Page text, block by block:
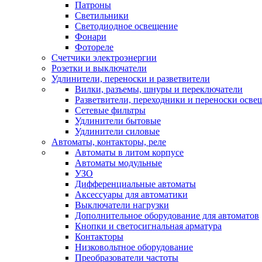
Патроны
Светильники
Светодиодное освещение
Фонари
Фотореле
Счетчики электроэнергии
Розетки и выключатели
Удлинители, переноски и разветвители
Вилки, разъемы, шнуры и переключатели
Разветвители, переходники и переноски
Сетевые фильтры
Удлинители бытовые
Удлинители силовые
Автоматы, контакторы, реле
Автоматы в литом корпусе
Автоматы модульные
УЗО
Дифференциальные автоматы
Аксессуары для автоматики
Выключатели нагрузки
Дополнительное оборудование для автоматов
Кнопки и светосигнальная арматура
Контакторы
Низковольтное оборудование
Преобразователи частоты